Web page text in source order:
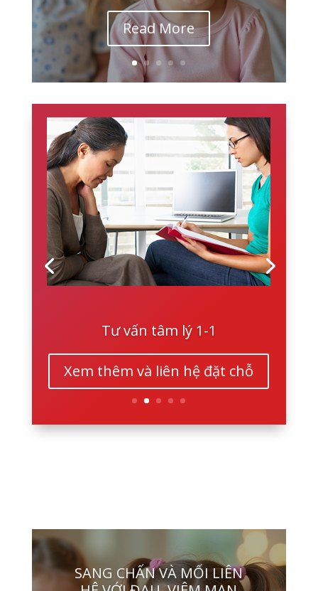
Read More
Tư vấn tâm lý 1-1
Xem thêm và liên hệ đặt chỗ
SANG CHẤN VÀ MỐI LIÊN